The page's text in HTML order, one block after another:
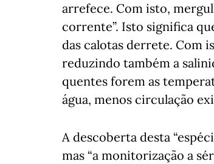
arrefece. Com isto,
corrente”. Isto significa
das calotas derrete. Com
reduzindo também a
quentes forem as
água, menos circulação
A descoberta desta
mas “a monitorização a